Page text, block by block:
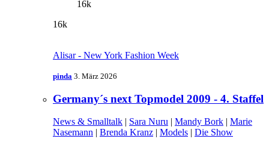
16k
16k
Alisar - New York Fashion Week
pinda 3. März 2026
Germany´s next Topmodel 2009 - 4. Staffel
News & Smalltalk Sara Nuru Mandy Bork
Marie
Nasemann
Brenda Kranz Models
Die Show